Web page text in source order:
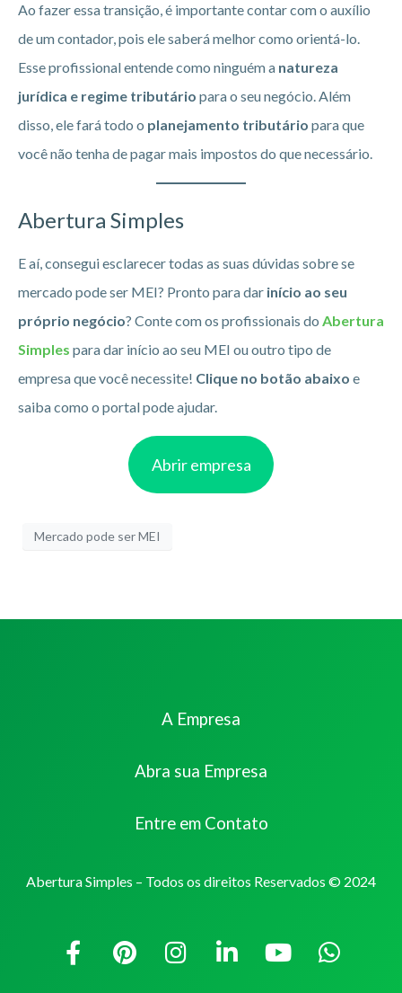
Ao fazer essa transição, é importante contar com o auxílio
de um contador, pois ele saberá melhor como orientá-lo.
Esse profissional entende como ninguém a natureza
jurídica e regime tributário para o seu negócio. Além
disso, ele fará todo o planejamento tributário para que
você não tenha de pagar mais impostos do que necessário.
Abertura Simples
E aí, consegui esclarecer todas as suas dúvidas sobre se
mercado pode ser MEI? Pronto para dar início ao seu
próprio negócio? Conte com os profissionais do Abertura
Simples para dar início ao seu MEI ou outro tipo de
empresa que você necessite! Clique no botão abaixo e
saiba como o portal pode ajudar.
Abrir empresa
Mercado pode ser MEI
A Empresa
Abra sua Empresa
Entre em Contato
Abertura Simples – Todos os direitos Reservados © 2024